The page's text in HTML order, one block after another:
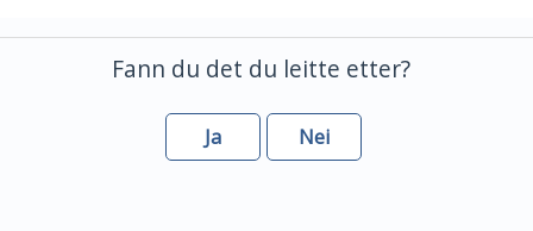
Fann du det du leitte etter?
Ja Nei